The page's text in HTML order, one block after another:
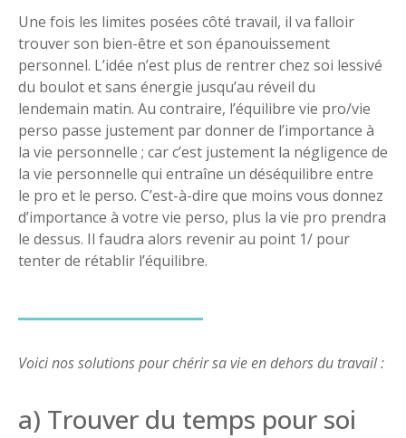
Une fois les limites posées côté travail, il va falloir
trouver son bien-être et son épanouissement
personnel. L’idée n’est plus de rentrer chez soi lessivé
du boulot et sans énergie jusqu’au réveil du
lendemain matin. Au contraire, l’équilibre vie pro/vie
perso passe justement par donner de l’importance à
la vie personnelle ; car c’est justement la négligence de
la vie personnelle qui entraîne un déséquilibre entre
le pro et le perso. C’est-à-dire que moins vous donnez
d’importance à votre vie perso, plus la vie pro prendra
le dessus. Il faudra alors revenir au point 1/ pour
tenter de rétablir l’équilibre.
Voici nos solutions pour chérir sa vie en dehors du travail :
a) Trouver du temps pour soi